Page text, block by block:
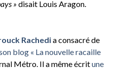
» disait Louis Aragon.
Rachedia consacré de
blog « La nouvelle racaille
Métro. Il a même écritune